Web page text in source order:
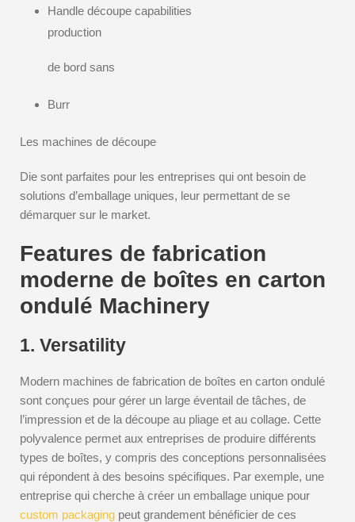
Handle découpe capabilities
production
de bord sans
Burr
Les machines de découpe
Die sont parfaites pour les entreprises qui ont besoin de
solutions d’emballage uniques, leur permettant de se
démarquer sur le market.
Features de fabrication
moderne de boîtes en carton
ondulé Machinery
1. Versatility
Modern machines de fabrication de boîtes en carton ondulé
sont conçues pour gérer un large éventail de tâches, de
l’impression et de la découpe au pliage et au collage. Cette
polyvalence permet aux entreprises de produire différents
types de boîtes, y compris des conceptions personnalisées
qui répondent à des besoins spécifiques. Par exemple, une
entreprise qui cherche à créer un emballage unique pour
custom packaging peut grandement bénéficier de ces